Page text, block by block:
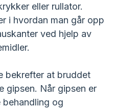
eller rullator.
i hvordan man går opp
ved hjelp av
bekrefter at bruddet
gipsen. Når gipsen er
og